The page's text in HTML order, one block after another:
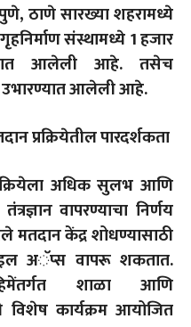
ठाणे सारख्या शहरामध्ये
संस्थामध्ये 1 हजार
आलेली आहे. तसेच
उभारण्यात आलेली आहे.
प्रक्रियेतील पारदर्शकता
अधिक सुलभ आणि
वापरण्याचा निर्णय
केंद्र शोधण्यासाठी
अॅप्स वापरू शकतात.
शाळा आणि
विशेष कार्यक्रम आयोजित